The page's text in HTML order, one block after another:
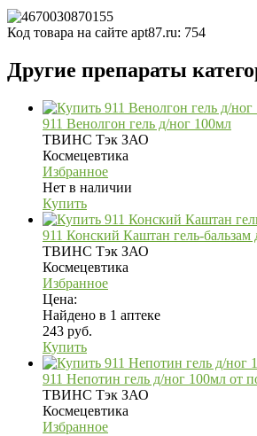
Код товара на сайте apt87.ru: 754
Другие препараты
911 Венолгон гель д/ног 100мл
ТВИНС Тэк ЗАО
Космецевтика
Избранное
Нет в наличии
Купить
911 Конский Каштан гель-бальзам
ТВИНС Тэк ЗАО
Космецевтика
Избранное
Цена:
Найдено в 1 аптеке
243 руб.
Купить
911 Непотин гель д/ног 100мл от
ТВИНС Тэк ЗАО
Космецевтика
Избранное